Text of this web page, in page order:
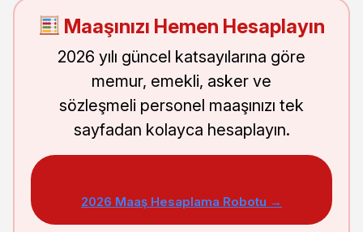
Maaşınızı Hemen Hesaplayın
2026 yılı güncel katsayılarına göre
memur, emekli, asker ve
sözleşmeli personel maaşınızı tek
sayfadan kolayca hesaplayın.
2026 Maaş Hesaplama Robotu →